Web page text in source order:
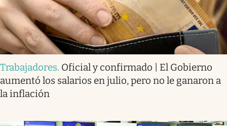
Trabajadores. Oficial y confirmado | El Gobierno
aumentó los salarios en julio, pero no le ganaron a
la inflación